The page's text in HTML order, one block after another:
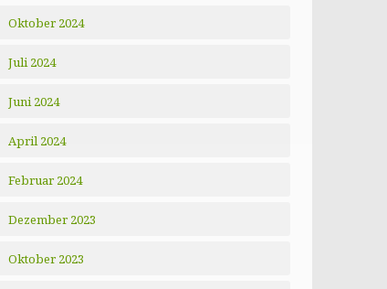
Oktober 2024
Juli 2024
Juni 2024
April 2024
Februar 2024
Dezember 2023
Oktober 2023